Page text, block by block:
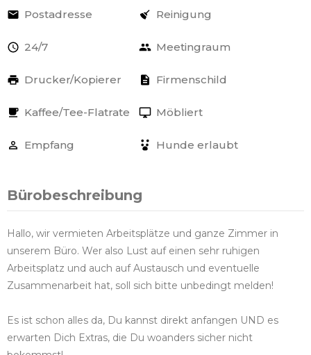
Postadresse Reinigung
24/7 Meetingraum
Drucker/Kopierer Firmenschild
Kaffee/Tee-Flatrate Möbliert
Empfang Hunde erlaubt
Bürobeschreibung
Hallo, wir vermieten Arbeitsplätze und ganze Zimmer in
unserem Büro. Wer also Lust auf einen sehr ruhigen
Arbeitsplatz und auch auf Austausch und eventuelle
Zusammenarbeit hat, soll sich bitte unbedingt melden!
Es ist schon alles da, Du kannst direkt anfangen UND es
erwarten Dich Extras, die Du woanders sicher nicht